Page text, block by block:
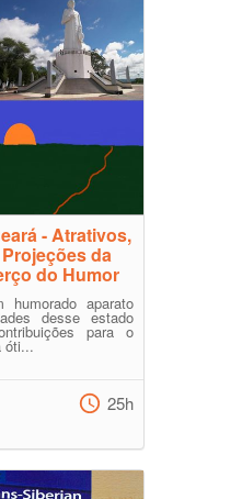
- Atrativos,
da
do Humor
aparato
desse estado
para o
óti...
25h